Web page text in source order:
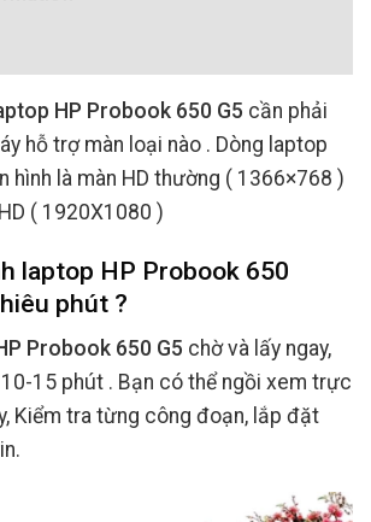
HP Probook 650 G5 cần phải
hỗ trợ màn loại nào . Dòng laptop
hình là màn HD thường ( 1366×768 )
( 1920X1080 )
laptop HP Probook 650
phút ?
Probook 650 G5 chờ và lấy ngay,
15 phút . Bạn có thể ngồi xem trực
Kiểm tra từng công đoạn, lắp đặt